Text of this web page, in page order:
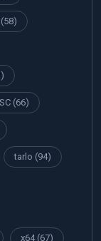
(58)
(66)
tarlo (94)
x64(67)